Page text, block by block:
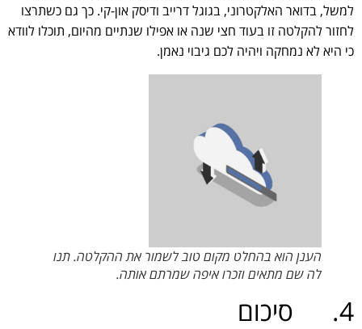
למשל, בדואר האלקטרוני, בגוגל דרייב ודיסק און-קי. כך גם כשתרצו
לחזור להקלטה זו בעוד חצי שנה או אפילו שנתיים מהיום, תוכלו לוודא
כי היא לא נמחקה ויהיה לכם גיבוי נאמן.
הענן הוא בהחלט מקום טוב לשמור את ההקלטה. תנו
לה שם מתאים וזכרו איפה שמרתם אותה.
4. סיכום